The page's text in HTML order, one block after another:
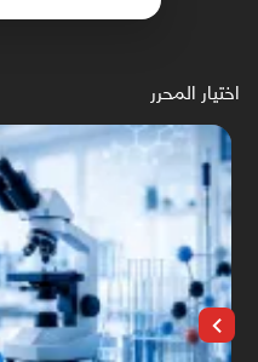
اختيار المحرر